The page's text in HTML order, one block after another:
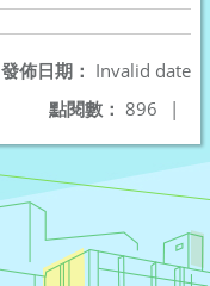
發佈日期： Invalid date
點閱數： 896 |